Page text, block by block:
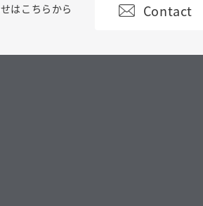
はこちらから Contact